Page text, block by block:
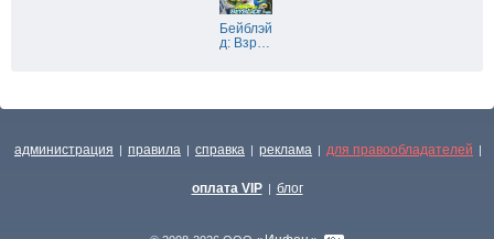
Бейблэй
д: Взр…
администрация | правила | справка | реклама | для правообладателей |
оплата VIP | блог